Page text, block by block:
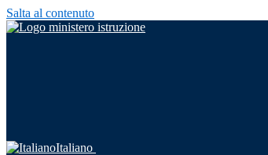
Salta al contenuto
Italiano